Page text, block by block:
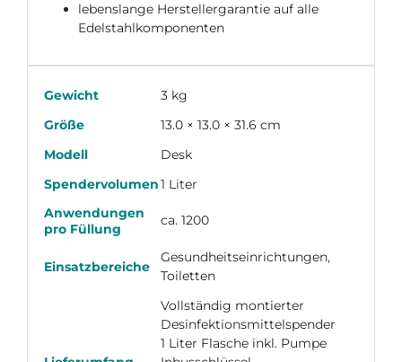
lebenslange Herstellergarantie auf alle
Edelstahlkomponenten
Gewicht
3 kg
Größe
13.0 × 13.0 × 31.6 cm
Modell
Desk
Spendervolumen1 Liter
Anwendungen
pro Füllung
ca. 1200
Einsatzbereiche
Gesundheitseinrichtungen,
Toiletten
Vollständig montierter
Desinfektionsmittelspender
1 Liter Flasche inkl. Pumpe